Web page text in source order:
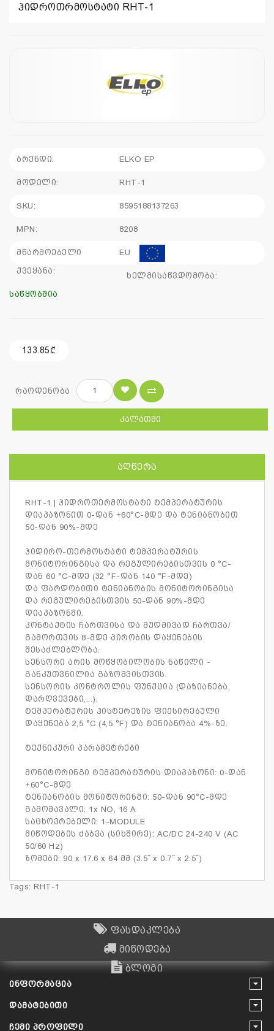
ჰიდროთრმოსტატი RHT-1
ბრენდი: ELKO EP
მოდელი: RHT-1
SKU: 8595188137263
MPN: 8208
მწარმოებელი
ქვეყანა:
EU
ხელმისაწვდომობა:
საწყობშია
133.85₾
რაოდენობა
ᲙᲐᲚᲐᲗᲨᲘ
ᲐᲦᲬᲔᲠᲐ
RHT-1 | ჰიდროთერმოსტატი ტემპერატურის
დიაპაზონით 0-დან +60°C-მდე და ტენიანობით
50-დან 90%-მდე
ჰიდირო-თერმოსტატი ტემპერატურის
მონიტორინგისა და რეგულირებისთვის 0 °C-
დან 60 °C-მდე (32 °F-დან 140 °F-მდე)
და ფარდობითი ტენიანობის მონიტორინგისა
და რეგულირებისთვის 50-დან 90%-მდე
დიაპაზონში.
კონტაქტის ჩართვისა და მუდმივად ჩართვა/
გამორთვის 8-მდე პირობის დაყენების
შესაძლებლობა.
სენსორი არის მოწყობილობის ნაწილი -
განკუთვნილია გაზომვისთვის.
სენსორის კონტროლის ფუნქცია (დაზიანება,
დარღვევები,...).
ტემპერატურის ჰისტერეზის ფიქსირებული
დაყენება 2,5 °C (4,5 °F) და ტენიანობა 4%-ზე.
ტექნიკური პარამეტრები
მონიტორინგი ტემპერატურის დიაპაზონი: 0-დან
+60°C-მდე
ტენიანობის მონიტორინგი: 50-დან 90°C-მდე
გამომავალი: 1x NO, 16 A
საცხოვრებელი: 1-MODULE
მიწოდების ძაბვა (სიხშირე): AC/DC 24-240 V (AC
50/60 Hz)
ზომები: 90 x 17.6 x 64 მმ (3.5˝ x 0.7˝ x 2.5˝)
Tags: RHT-1
ფასდაკლება
მიწოდება
ბლოგი
ᲘᲜᲤᲝᲠᲛᲐᲪᲘᲐ
ᲓᲐᲛᲐᲢᲔᲑᲘᲗᲘ
ᲩᲔᲛᲘ ᲞᲠᲝᲤᲘᲚᲘ